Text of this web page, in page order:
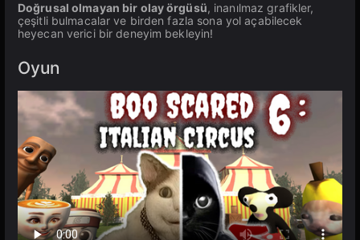
Doğrusal olmayan bir olay örgüsü, inanılmaz grafikler,
çeşitli bulmacalar ve birden fazla sona yol açabilecek
heyecan verici bir deneyim bekleyin!
Oyun